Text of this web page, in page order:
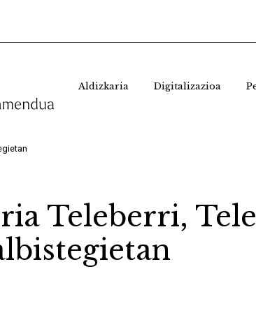
Aldizkaria Digitalizazioa
Teleberri,